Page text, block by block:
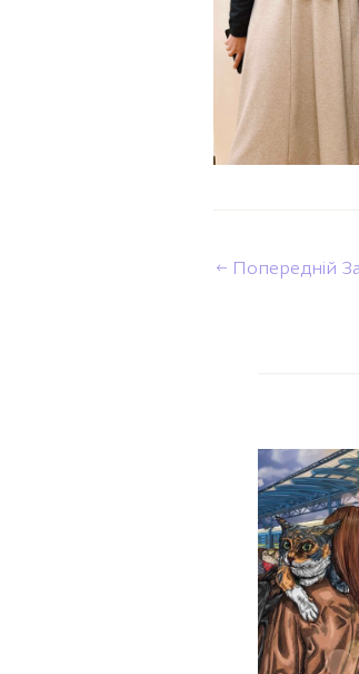
← Попередній